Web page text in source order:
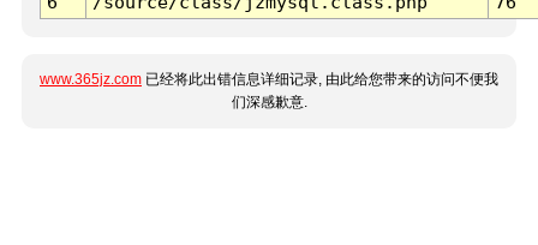
www.365jz.com 已经将此出错信息详细记录, 由此给您带来的访问不便我
们深感歉意.